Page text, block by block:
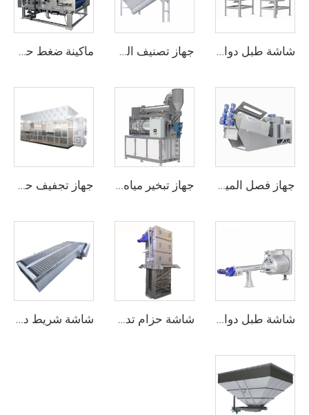
شاشة طبل دوارة خارجية جهاز تصنيف الرمال ماكينة ضغط حزام بالطبل الدوار
جهاز فصل المياه بالضغط Archimedes جهاز تبخير مياه الصرف الصحي جهاز تجفيف حزام منخفض درجة الحرارة بمضخة حرارية
شاشة طبل دوارة دقيقة شاشة حزام تدفق مركزية شاشة شريط دقيقة